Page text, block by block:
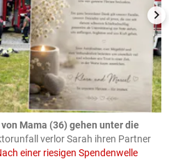
Mama (36) gehen unter die
verlor Sarah ihren Partner
einer riesigen Spendenwelle